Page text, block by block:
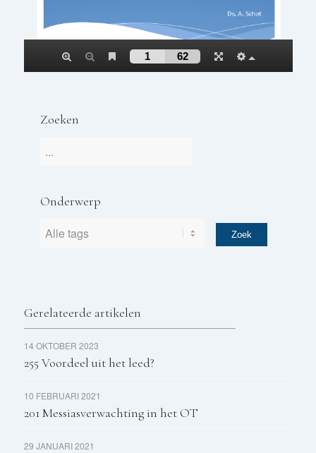
Zoeken
Onderwerp
Gerelateerde artikelen
14 OKTOBER 2023
255 Voordeel uit het leed?
10 FEBRUARI 2021
201 Messiasverwachting in het OT
29 JANUARI 2021